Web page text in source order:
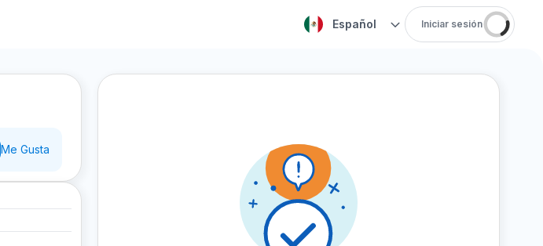
Español Iniciar sesión
Me Gusta